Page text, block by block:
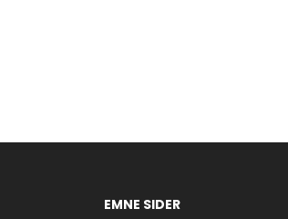
EMNE SIDER